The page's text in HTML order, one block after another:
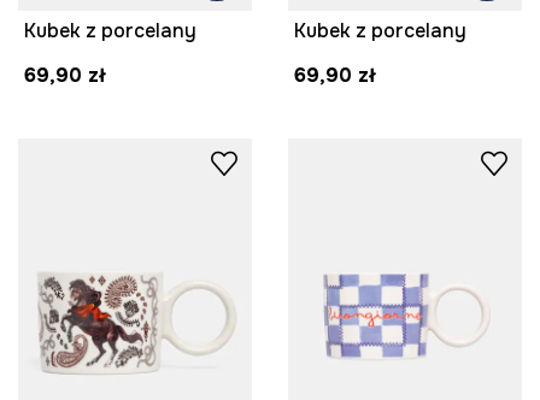
Kubek z porcelany
69,90 zł
Kubek z porcelany
69,90 zł